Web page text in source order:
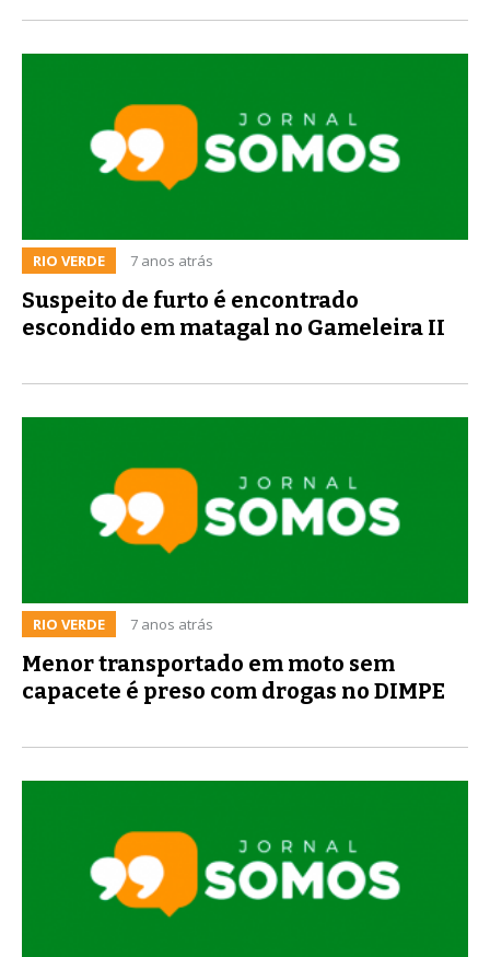
RIO VERDE 7 anos atrás
Suspeito de furto é encontrado
escondido em matagal no Gameleira II
RIO VERDE 7 anos atrás
Menor transportado em moto sem
capacete é preso com drogas no DIMPE